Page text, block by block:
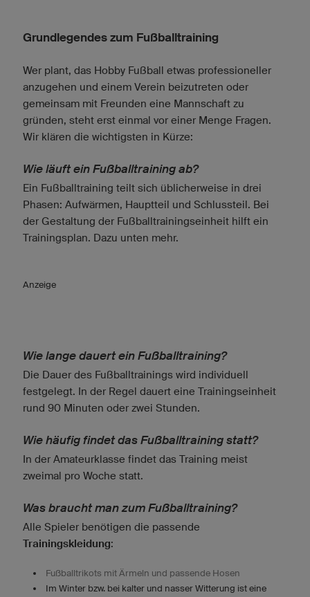
Grundlegendes zum Fußballtraining
Wer plant, das Hobby Fußball etwas professioneller
anzugehen und einem Verein beizutreten oder
gemeinsam mit Freunden eine Mannschaft zu
gründen, steht erst einmal vor einer Menge Fragen.
Wir klären die wichtigsten in Kürze:
Wie läuft ein Fußballtraining ab?
Ein Fußballtraining teilt sich üblicherweise in drei
Phasen: Aufwärmen, Hauptteil und Schlussteil. Bei
der Gestaltung der Fußballtrainingseinheit hilft ein
Trainingsplan. Dazu unten mehr.
Anzeige
Wie lange dauert ein Fußballtraining?
Die Dauer des Fußballtrainings wird individuell
festgelegt. In der Regel dauert eine Trainingseinheit
rund 90 Minuten oder zwei Stunden.
Wie häufig findet das Fußballtraining statt?
In der Amateurklasse findet das Training meist
zweimal pro Woche statt.
Was braucht man zum Fußballtraining?
Alle Spieler benötigen die passende
Trainingskleidung:
Fußballtrikots mit Ärmeln und passende Hosen
Im Winter bzw. bei kalter und nasser Witterung ist eine